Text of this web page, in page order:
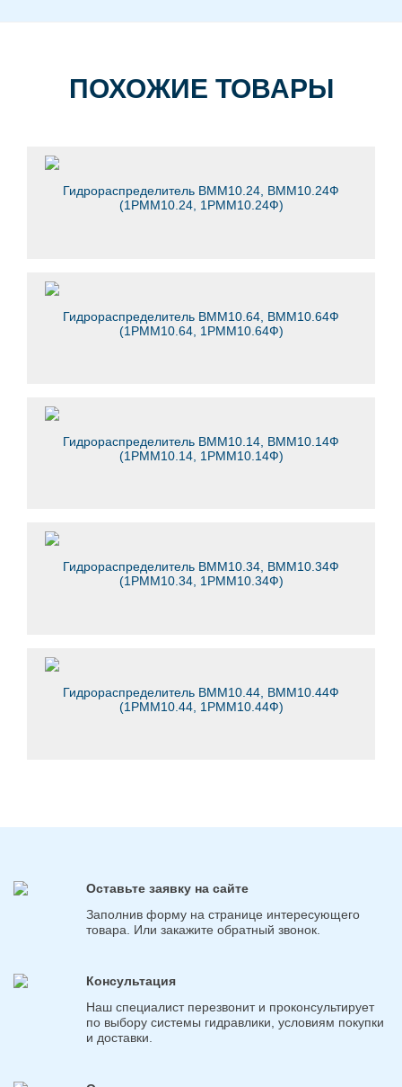
ПОХОЖИЕ ТОВАРЫ
Гидрораспределитель ВММ10.24, ВММ10.24Ф
(1РММ10.24, 1РММ10.24Ф)
Гидрораспределитель ВММ10.64, ВММ10.64Ф
(1РММ10.64, 1РММ10.64Ф)
Гидрораспределитель ВММ10.14, ВММ10.14Ф
(1РММ10.14, 1РММ10.14Ф)
Гидрораспределитель ВММ10.34, ВММ10.34Ф
(1РММ10.34, 1РММ10.34Ф)
Гидрораспределитель ВММ10.44, ВММ10.44Ф
(1РММ10.44, 1РММ10.44Ф)
Оставьте заявку на сайте
Заполнив форму на странице интересующего
товара. Или закажите обратный звонок.
Консультация
Наш специалист перезвонит и проконсультирует
по выбору системы гидравлики, условиям покупки
и доставки.